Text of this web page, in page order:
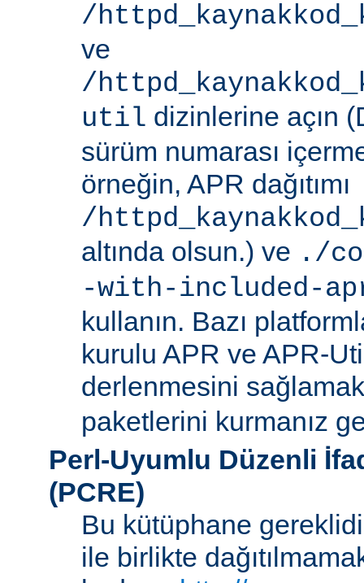
/
ve
/
util dizinlerine açın
sürüm numarası
örneğin, APR dağıtımı
/
altında olsun.) ve ./
-with-included-
kullanın. Bazı
kurulu APR ve APR-
derlenmesini
paketlerini kurmanız
Perl-Uyumlu Düzenli
(PCRE)
Bu kütüphane
ile birlikte